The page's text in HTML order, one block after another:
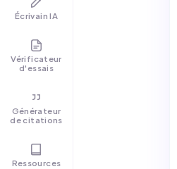
Écrivain IA
Vérificateur
d'essais
Générateur
de citations
Ressources